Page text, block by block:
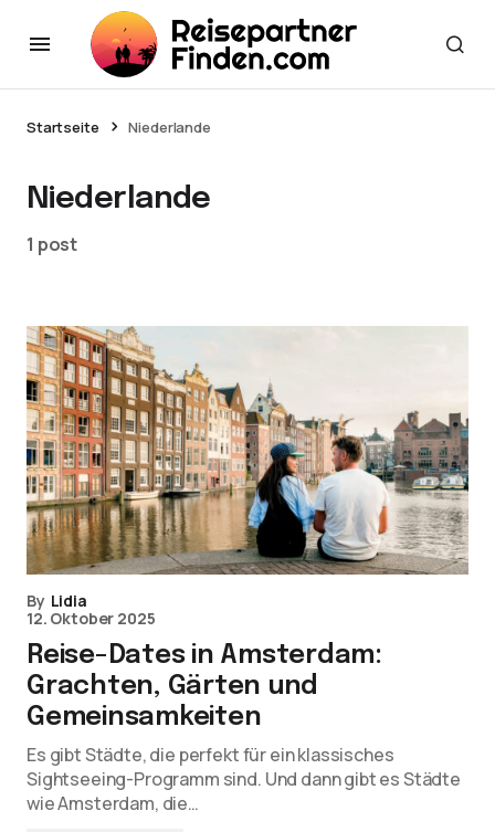
Startseite Niederlande
Niederlande
1 post
By Lidia
12. Oktober 2025
Reise-Dates in Amsterdam:
Grachten, Gärten und
Gemeinsamkeiten
Es gibt Städte, die perfekt für ein klassisches
Sightseeing-Programm sind. Und dann gibt es Städte
wie Amsterdam, die…